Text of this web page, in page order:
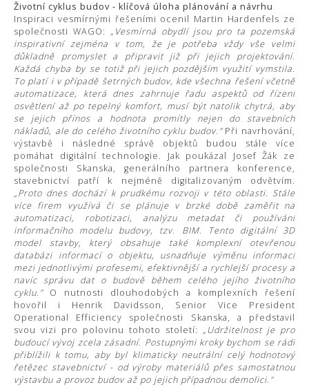
Životní cyklus budov - klíčová úloha plánování a návrhu
Inspiraci vesmírnými řešeními ocenil Martin Hardenfels ze
společnosti WAGO: „Vesmírná obydlí jsou pro ta pozemská
inspirativní zejména v tom, že je potřeba vždy vše velmi
důkladně promyslet a připravit již při jejich projektování.
Každá chyba by se totiž při jejich pozdějším využití vymstila.
To platí i v případě šetrných budov, kde všechna řešení včetně
automatizace, která dnes zahrnuje řadu aspektů od řízení
osvětlení až po tepelný komfort, musí být natolik chytrá, aby
se jejich přínos a hodnota promítly nejen do stavebních
nákladů, ale do celého životního cyklu budov."Při navrhování,
výstavbě i následné správě objektů budou stále více
pomáhat digitální technologie. Jak poukázal Josef Žák ze
společnosti Skanska, generálního partnera konference,
stavebnictví patří k nejméně digitalizovaným odvětvím.
„Proto dnes dochází k prudkému rozvoji v této oblasti. Stále
více firem využívá či se plánuje v brzké době zaměřit na
automatizaci, robotizaci, analýzu metadat či používání
informačního modelu budovy, tzv. BIM. Tento digitální 3D
model stavby, který obsahuje také komplexní otevřenou
databázi informací o objektu, usnadňuje výměnu informací
mezi jednotlivými profesemi, efektivnější a rychlejší procesy a
navíc správu dat o budově během celého jejího životního
cyklu."O nutnosti dlouhodobých a komplexních řešení
hovořil i Henrik Davidsson, Senior Vice President
Operational Efficiency společnosti Skanska, a představil
svou vizi pro polovinu tohoto století: „Udržitelnost je pro
budoucí vývoj zcela zásadní. Postupnými kroky bychom se rádi
přiblížili k tomu, aby byl klimaticky neutrální celý hodnotový
řetězec stavebnictví - od výroby materiálů přes samostatnou
výstavbu a provoz budov až po jejich případnou demolici."